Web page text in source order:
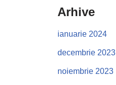
Arhive
ianuarie 2024
decembrie 2023
noiembrie 2023